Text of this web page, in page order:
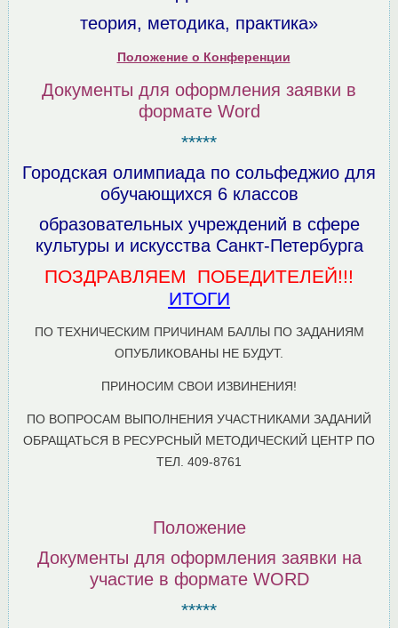
теория, методика, практика»
Положение о Конференции
Документы для оформления заявки в
формате Word
*****
Городская олимпиада по сольфеджио для
обучающихся 6 классов
образовательных учреждений в сфере
культуры и искусства Санкт-Петербурга
ПОЗДРАВЛЯЕМ ПОБЕДИТЕЛЕЙ!!!
ИТОГИ
ПО ТЕХНИЧЕСКИМ ПРИЧИНАМ БАЛЛЫ ПО ЗАДАНИЯМ
ОПУБЛИКОВАНЫ НЕ БУДУТ.
ПРИНОСИМ СВОИ ИЗВИНЕНИЯ!
ПО ВОПРОСАМ ВЫПОЛНЕНИЯ УЧАСТНИКАМИ ЗАДАНИЙ
ОБРАЩАТЬСЯ В РЕСУРСНЫЙ МЕТОДИЧЕСКИЙ ЦЕНТР ПО
ТЕЛ. 409-8761
Положение
Документы для оформления заявки на
участие в формате WORD
*****